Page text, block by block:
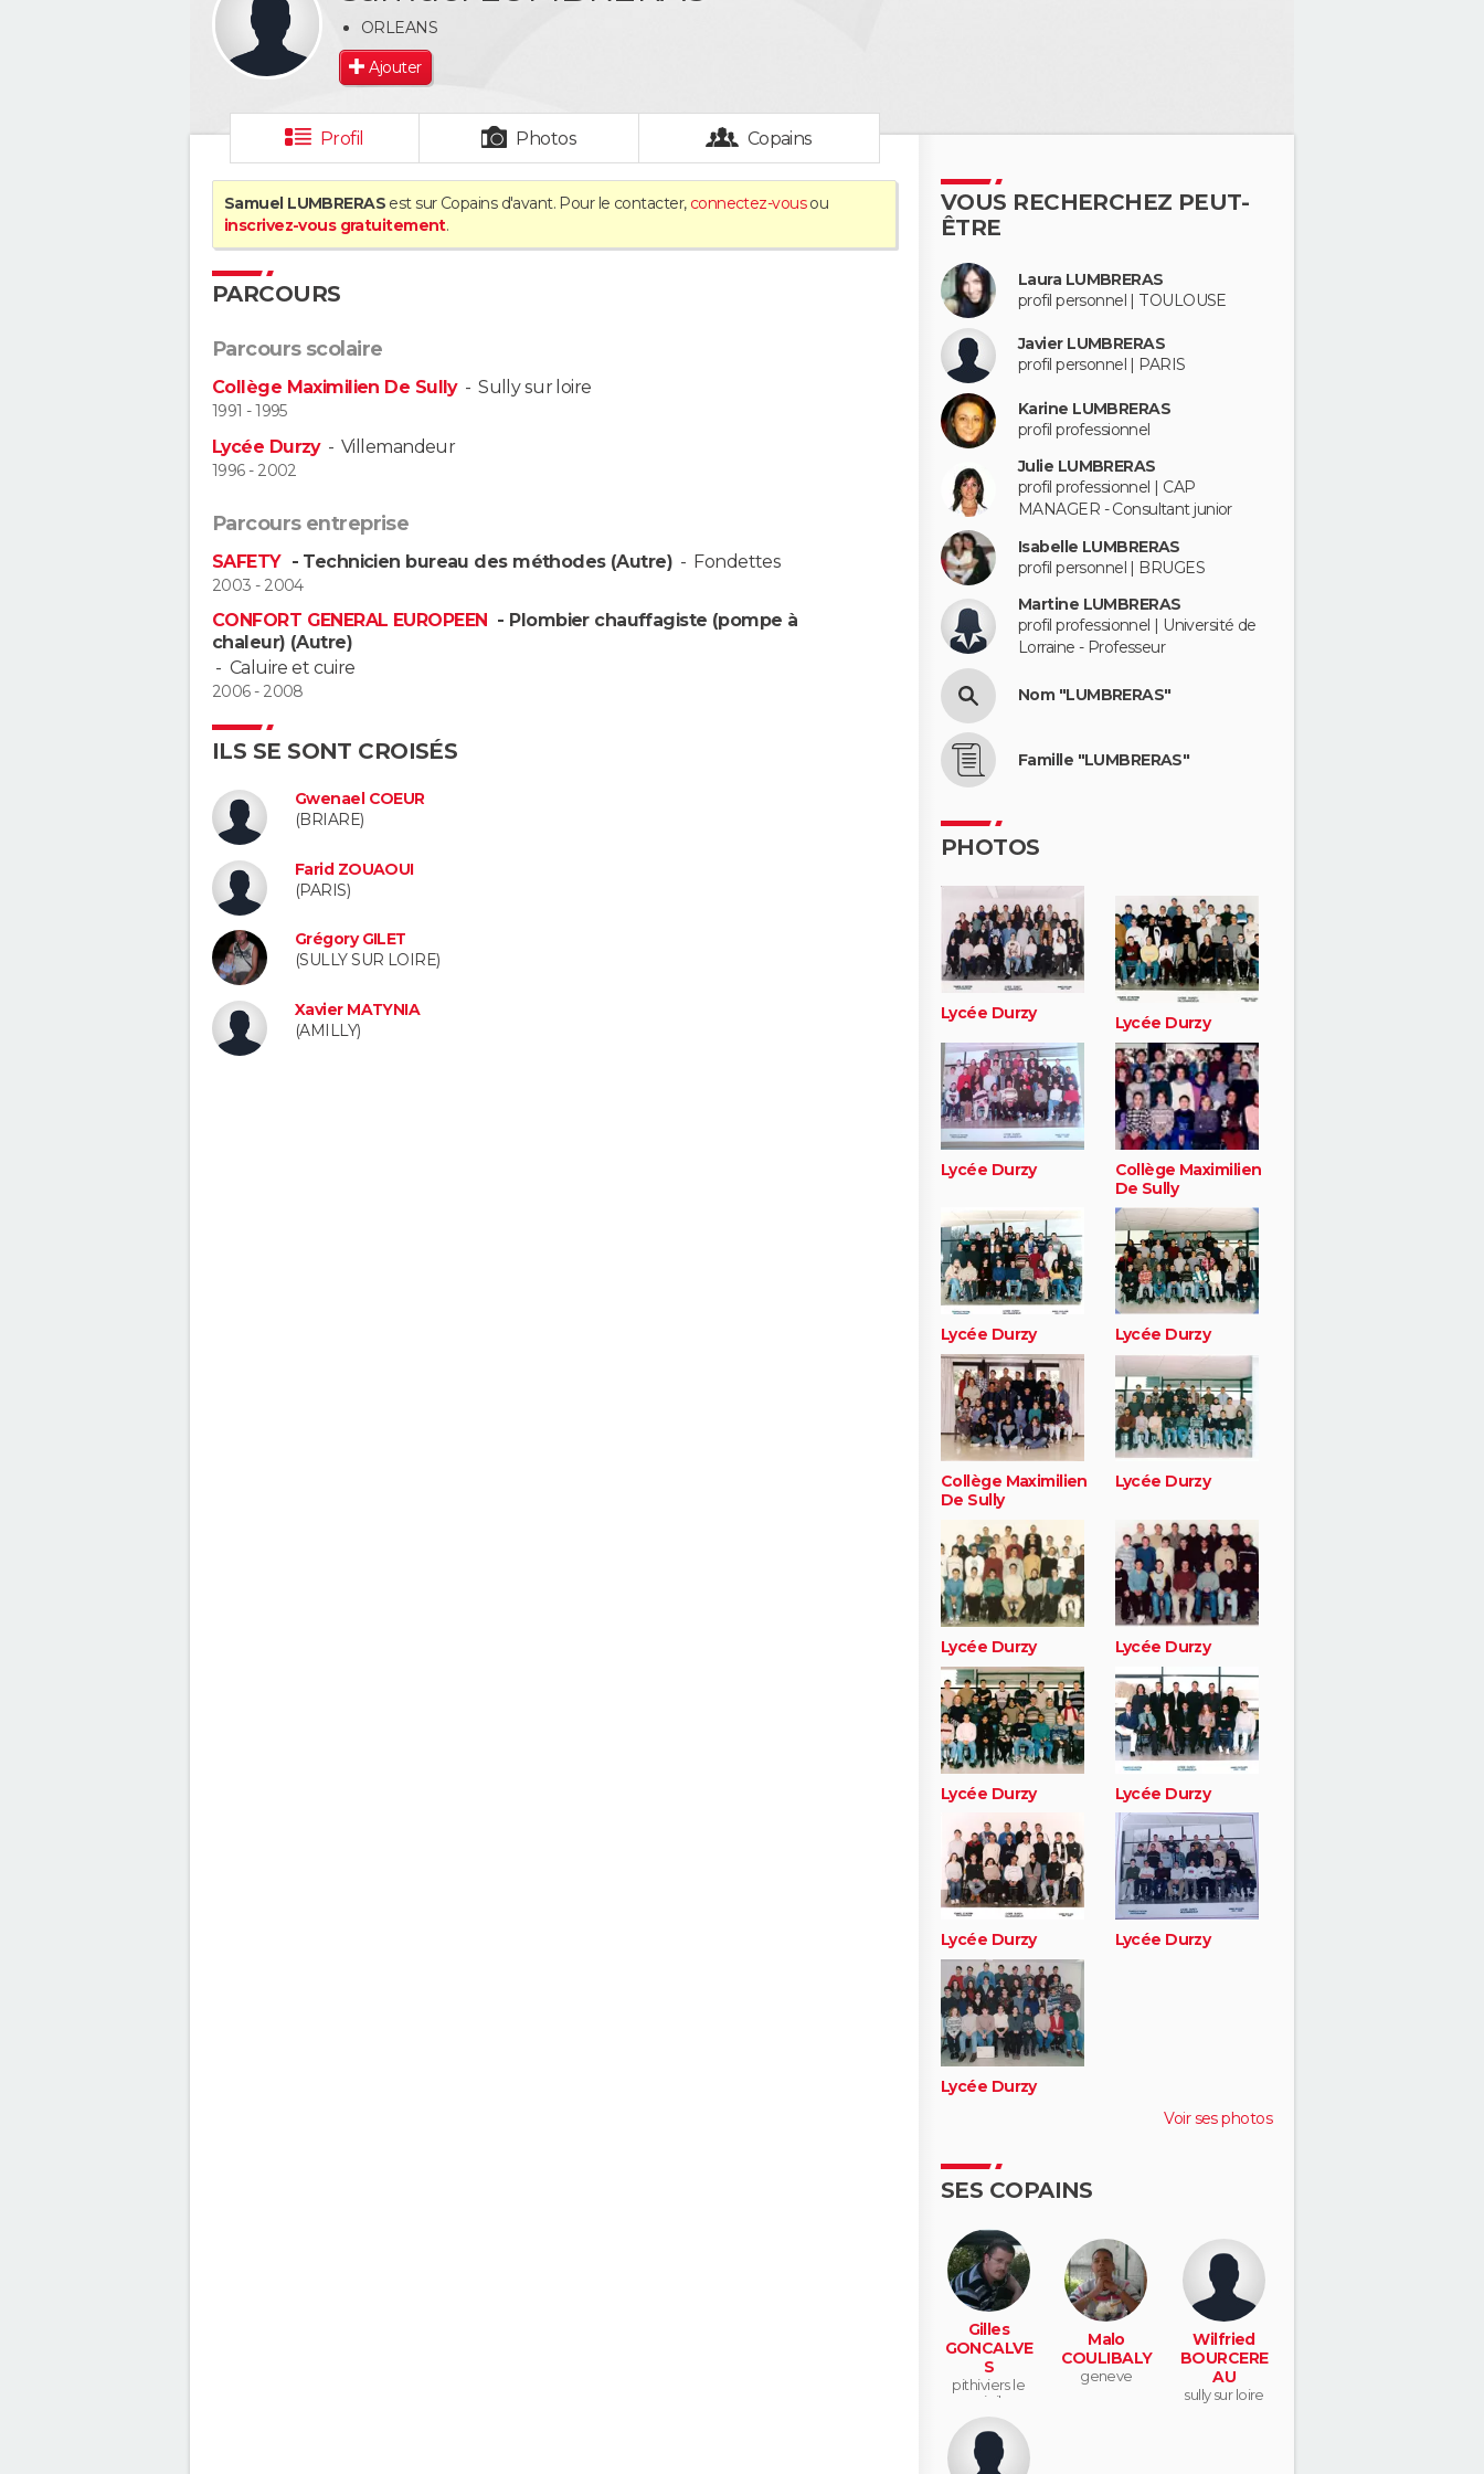
ORLEANS
Ajouter
Profil Photos Copains
Samuel LUMBRERAS est sur Copains d'avant. Pour le contacter, connectez-vousou
inscrivez-vous gratuitement.
PARCOURS
Parcours scolaire
Collège Maximilien De Sully-Sully sur loire
1991 - 1995
Lycée Durzy-Villemandeur
1996 - 2002
Parcours entreprise
SAFETY - Technicien bureau des méthodes (Autre) - Fondettes
2003 - 2004
CONFORT GENERAL EUROPEEN - Plombier chauffagiste (pompe à
chaleur) (Autre)
- Caluire et cuire
2006 - 2008
ILS SE SONT CROISÉS
Gwenael COEUR
(BRIARE)
Farid ZOUAOUI
(PARIS)
Grégory GILET
(SULLY SUR LOIRE)
Xavier MATYNIA
(AMILLY)
VOUS RECHERCHEZ PEUT-
ÊTRE
Laura LUMBRERAS
profil personnel | TOULOUSE
Javier LUMBRERAS
profil personnel | PARIS
Karine LUMBRERAS
profil professionnel
Julie LUMBRERAS
profil professionnel | CAP
MANAGER - Consultant junior
Isabelle LUMBRERAS
profil personnel | BRUGES
Martine LUMBRERAS
profil professionnel | Université de
Lorraine - Professeur
Nom "LUMBRERAS"
Famille "LUMBRERAS"
PHOTOS
Lycée Durzy Lycée Durzy
Lycée Durzy
Collège Maximilien
De Sully
Lycée Durzy Lycée Durzy
Collège Maximilien
De Sully
Lycée Durzy
Lycée Durzy Lycée Durzy
Lycée Durzy Lycée Durzy
Lycée Durzy Lycée Durzy
Lycée Durzy
Voir ses photos
SES COPAINS
Gilles
GONCALVE
S
pithiviers le
vieil
Malo
COULIBALY
geneve
Wilfried
BOURCERE
AU
sully sur loire